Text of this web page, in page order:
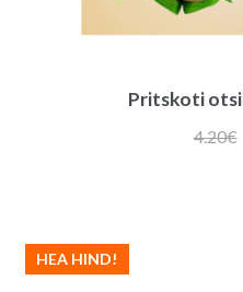
Pritskoti
4.20€
HEA HIND!